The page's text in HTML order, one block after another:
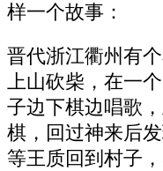
样一个故事：
晋代浙江衢州有
上山砍柴，在一
子边下棋边唱歌
棋，回过神来后
等王质回到村子